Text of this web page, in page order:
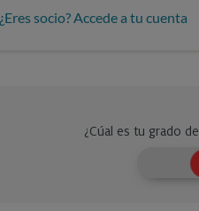
¿Eres socio? Accede a tu cuenta